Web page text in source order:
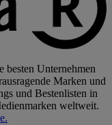
besten Unternehmen
Marken und
und Bestenlisten in
weltweit.